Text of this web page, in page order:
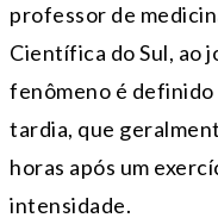
professor de
Científica do Sul, ao
fenômeno é
tardia, que
horas após um
intensidade.